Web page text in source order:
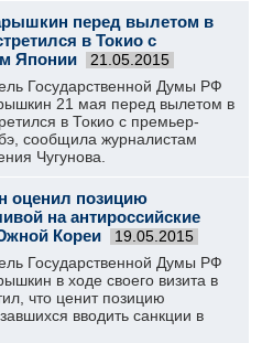
перед вылетом в
в Токио с
Японии
21.05.2015
Государственной Думы РФ
21 мая перед вылетом в
в Токио с премьер-
сообщила журналистам
Чугунова.
оценил позицию
на антироссийские
Кореи
19.05.2015
Государственной Думы РФ
в ходе своего визита в
что ценит позицию
вводить санкции в